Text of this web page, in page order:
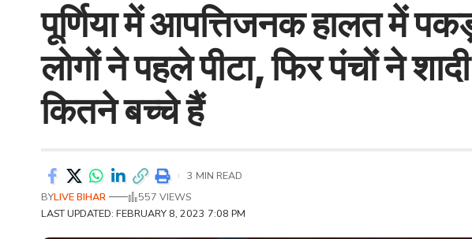
पूर्णिया में आपत्तिजनक हालत में
लोगों ने पहले पीटा, फिर पंचों ने
कितने बच्चे हैं
LAST UPDATED: FEBRUARY 8, 2023 7:08 PM
BYLIVE BIHAR 557 VIEWS
3 MIN READ